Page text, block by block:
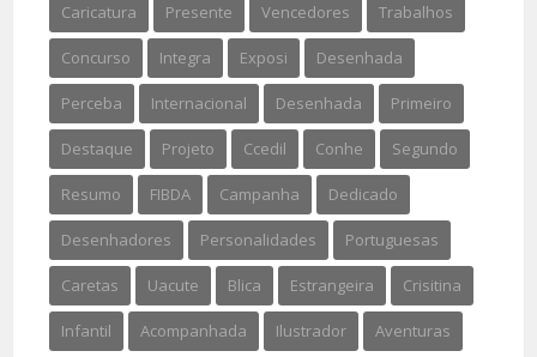
Caricatura Presente Vencedores Trabalhos
Concurso Integra Exposi Desenhada
Perceba Internacional Desenhada Primeiro
Destaque Projeto Ccedil Conhe Segundo
Resumo FIBDA Campanha Dedicado
Desenhadores Personalidades Portuguesas
Caretas Uacute Blica Estrangeira Crisitina
Infantil Acompanhada Ilustrador Aventuras